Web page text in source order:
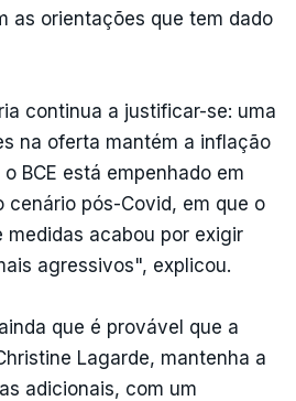
as orientações que tem dado
continua a justificar-se: uma
na oferta mantém a inflação
BCE está empenhado em
cenário pós-Covid, em que o
medidas acabou por exigir
agressivos", explicou.
que é provável que a
Lagarde, mantenha a
adicionais, com um